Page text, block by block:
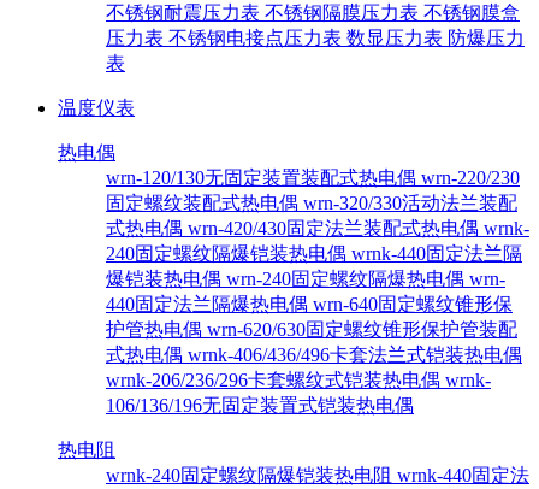
不锈钢耐震压力表 不锈钢隔膜压力表 不锈钢膜盒
压力表 不锈钢电接点压力表 数显压力表 防爆压力
表
温度仪表
热电偶
wrn-120/130无固定装置装配式热电偶 wrn-220/230
固定螺纹装配式热电偶 wrn-320/330活动法兰装配
式热电偶 wrn-420/430固定法兰装配式热电偶 wrnk-
240固定螺纹隔爆铠装热电偶 wrnk-440固定法兰隔
爆铠装热电偶 wrn-240固定螺纹隔爆热电偶 wrn-
440固定法兰隔爆热电偶 wrn-640固定螺纹锥形保
护管热电偶 wrn-620/630固定螺纹锥形保护管装配
式热电偶 wrnk-406/436/496卡套法兰式铠装热电偶
wrnk-206/236/296卡套螺纹式铠装热电偶 wrnk-
106/136/196无固定装置式铠装热电偶
热电阻
wrnk-240固定螺纹隔爆铠装热电阻 wrnk-440固定法